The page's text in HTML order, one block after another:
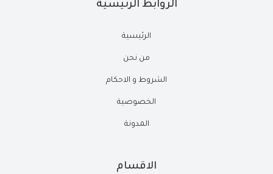
الروابط الرئيسية
الرئيسية
من نحن
الشروط و الاحكام
الخصوصية
المدونة
الاقسام